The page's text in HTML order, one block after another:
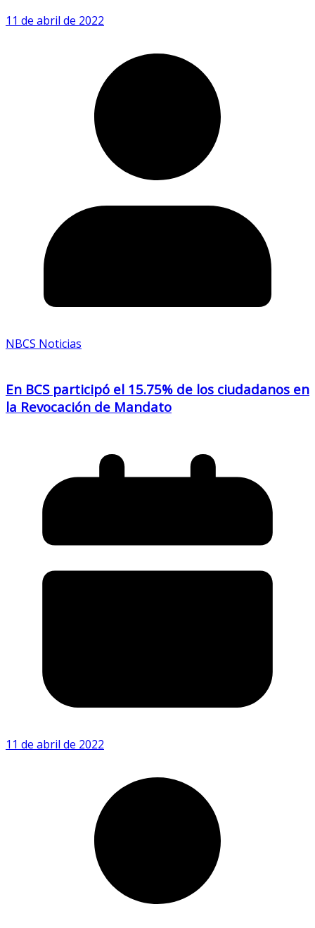
11 de abril de 2022
NBCS Noticias
En BCS participó el 15.75% de los ciudadanos en
la Revocación de Mandato
11 de abril de 2022